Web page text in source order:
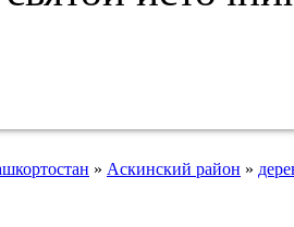
» Аскинский район »